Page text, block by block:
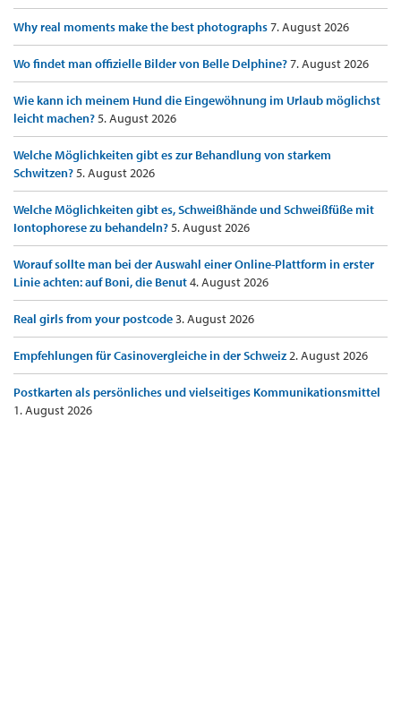
Why real moments make the best photographs7. August 2026
Wo findet man offizielle Bilder von Belle Delphine?7. August 2026
Wie kann ich meinem Hund die Eingewöhnung im Urlaub möglichst
leicht machen?5. August 2026
Welche Möglichkeiten gibt es zur Behandlung von starkem
Schwitzen?5. August 2026
Welche Möglichkeiten gibt es, Schweißhände und Schweißfüße mit
Iontophorese zu behandeln?5. August 2026
Worauf sollte man bei der Auswahl einer Online-Plattform in erster
Linie achten: auf Boni, die Benut4. August 2026
Real girls from your postcode3. August 2026
Empfehlungen für Casinovergleiche in der Schweiz2. August 2026
Postkarten als persönliches und vielseitiges Kommunikationsmittel
1. August 2026